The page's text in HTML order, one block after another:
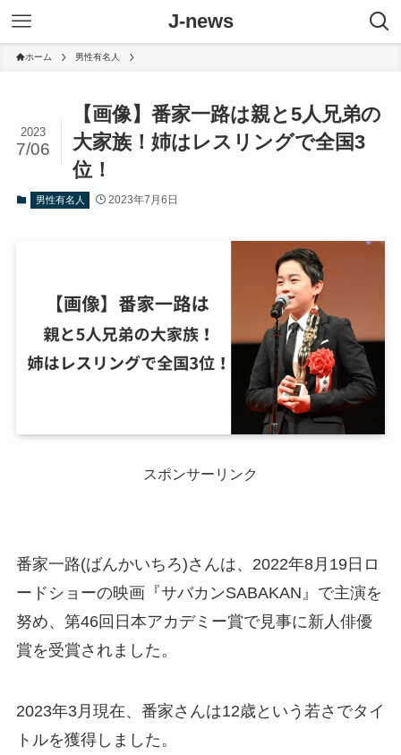
J-news
ホーム 男性有名人
【画像】番家一路は親と5人兄弟の
大家族！姉はレスリングで全国3
位！
2023
7/06
男性有名人 2023年7月6日
スポンサーリンク
番家一路(ばんかいちろ)さんは、2022年8月19日ロ
ードショーの映画『サバカンSABAKAN』で主演を
努め、第46回日本アカデミー賞で見事に新人俳優
賞を受賞されました。
2023年3月現在、番家さんは12歳という若さでタイ
トルを獲得しました。